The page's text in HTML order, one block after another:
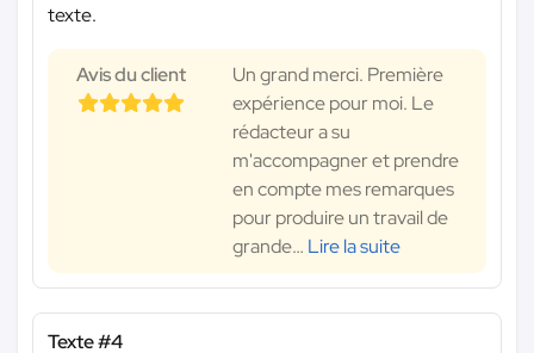
texte.
Avis du client
Un grand merci. Première
expérience pour moi. Le
rédacteur a su
m'accompagner et prendre
en compte mes remarques
pour produire un travail de
grande… Lire la suite
Texte #4